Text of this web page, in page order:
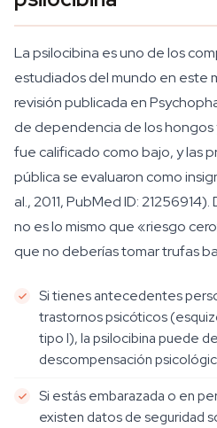
La psilocibina es uno de los
estudiados del mundo en este
revisión publicada en
de dependencia de los hongos
fue calificado como bajo, y las
pública se evaluaron como
al., 2011, PubMed ID:
no es lo mismo que «riesgo
que no deberías tomar trufas
Si tienes antecedentes
trastornos psicóticos
tipo I), la psilocibina puede
descompensación
Si estás embarazada o en
existen datos de seguridad